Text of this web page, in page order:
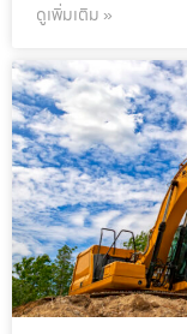
ดูเพิ่มเติม »